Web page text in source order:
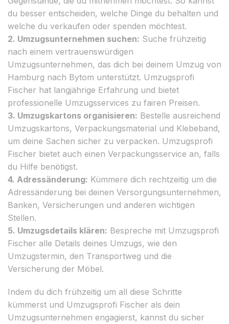
du besser entscheiden, welche Dinge du behalten und
welche du verkaufen oder spenden möchtest.
2. Umzugsunternehmen suchen: Suche frühzeitig
nach einem vertrauenswürdigen
Umzugsunternehmen, das dich bei deinem Umzug von
Hamburg nach Bytom unterstützt. Umzugsprofi
Fischer hat langjährige Erfahrung und bietet
professionelle Umzugsservices zu fairen Preisen.
3. Umzugskartons organisieren: Bestelle ausreichend
Umzugskartons, Verpackungsmaterial und Klebeband,
um deine Sachen sicher zu verpacken. Umzugsprofi
Fischer bietet auch einen Verpackungsservice an, falls
du Hilfe benötigst.
4. Adressänderung: Kümmere dich rechtzeitig um die
Adressänderung bei deinen Versorgungsunternehmen,
Banken, Versicherungen und anderen wichtigen
Stellen.
5. Umzugsdetails klären: Bespreche mit Umzugsprofi
Fischer alle Details deines Umzugs, wie den
Umzugstermin, den Transportweg und die
Versicherung der Möbel.
Indem du dich frühzeitig um all diese Schritte
kümmerst und Umzugsprofi Fischer als dein
Umzugsunternehmen engagierst, kannst du sicher